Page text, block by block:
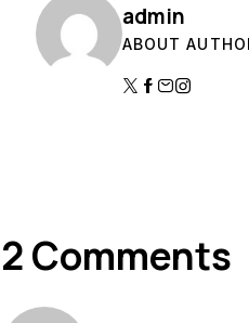
admin
ABOUT
2 Comments